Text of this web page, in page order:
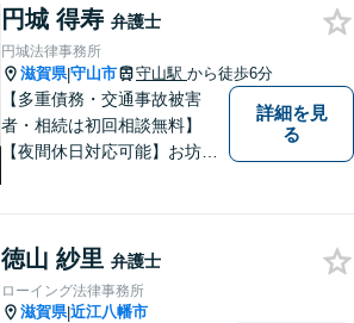
にまずは遠慮なくご相談くだ
さい。
円城 得寿 弁護士
円城法律事務所
滋賀県|守山市 守山駅 から徒歩6分
【多重債務・交通事故被害
者・相続は初回相談無料】
【夜間休日対応可能】お坊さ
の目線で敷居が低い弁護士と
して、親身にあなたの立場に
立って、ご相談に対応いたし
詳細を見
る
徳山 紗里 弁護士
ローイング法律事務所
滋賀県|近江八幡市